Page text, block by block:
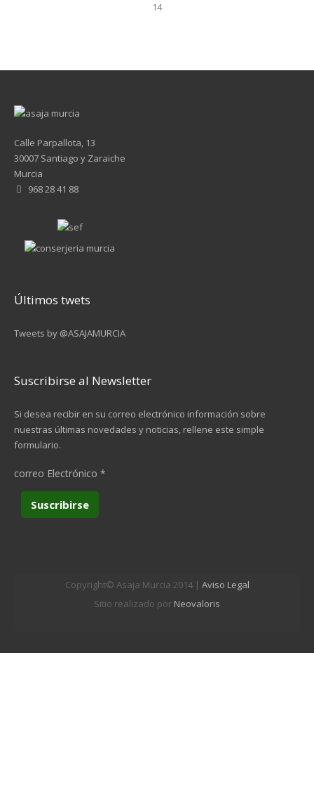
14
Calle Parpallota, 13
30007 Santiago y Zaraiche
Murcia
968 28 41 88
Últimos twets
Tweets by @ASAJAMURCIA
Suscribirse al Newsletter
Si desea recibir en su correo electrónico información sobre
nuestras últimas novedades y noticias, rellene este simple
formulario.
correo Electrónico *
Copyright© Asaja Murcia 2014 | Aviso Legal
Sitio realizado por Neovaloris